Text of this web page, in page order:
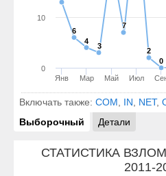
6
6
4
4
3
3
7
7
2
2
0
0
Янв Мар Май Июл
0
10
Включать также: COM IN NET,
Выборочный
Детали
СТАТИСТИКА
2011-